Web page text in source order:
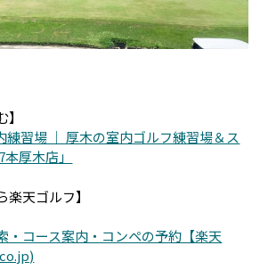
練習場 ｜ 厚木の室内ゴルフ練習場＆ス
厚木店」
楽天ゴルフ】
・コース案内・コンペの予約【楽天